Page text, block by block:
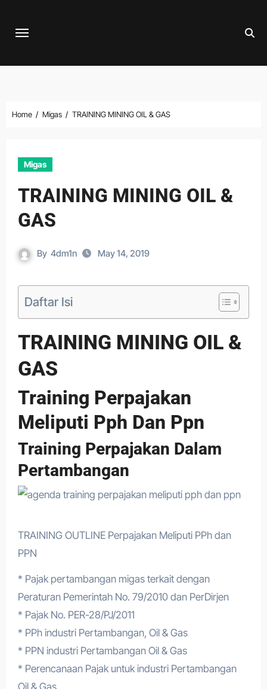
Home Migas TRAINING MINING OIL & GAS
Migas
TRAINING MINING OIL &
GAS
By 4dm1n May 14, 2019
Daftar Isi
TRAINING MINING OIL &
GAS
Training Perpajakan
Meliputi Pph Dan Ppn
Training Perpajakan Dalam
Pertambangan
TRAINING OUTLINE Perpajakan Meliputi PPh dan
PPN
* Pajak pertambangan migas terkait dengan
Peraturan Pemerintah No. 79/2010 dan PerDirjen
* Pajak No. PER-28/PJ/2011
* PPh industri Pertambangan, Oil & Gas
* PPN industri Pertambangan Oil & Gas
* Perencanaan Pajak untuk industri Pertambangan
Oil & Gas